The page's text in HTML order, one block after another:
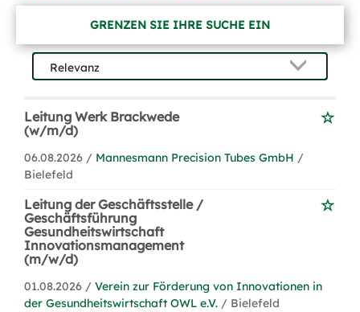
GRENZEN SIE IHRE SUCHE EIN
Leitung Werk Brackwede
(w/m/d)
06.08.2026 / Mannesmann Precision Tubes GmbH /
Bielefeld
Leitung der Geschäftsstelle /
Geschäftsführung
Gesundheitswirtschaft
Innovationsmanagement
(m/w/d)
01.08.2026 / Verein zur Förderung von Innovationen in
der Gesundheitswirtschaft OWL e.V. / Bielefeld